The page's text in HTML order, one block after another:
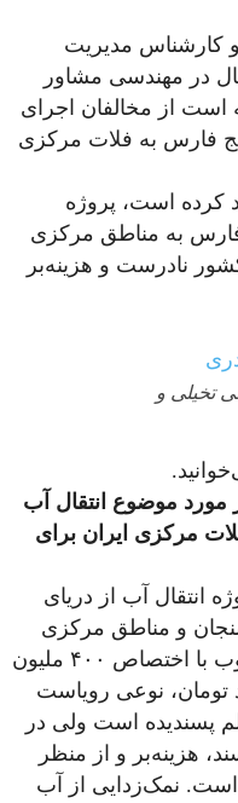
کار‌شناس مدیریت
منابع آب که بیش از ۲۵ سال در مهندسی مشاور
است از مخالفان اجرای
فارس به فلات مرکزی
کرده است، پروژه
فارس به مناطق مرکزی
نادرست و هزینه‌بر
تخیلی و
مورد موضوع انتقال آب
مرکزی ایران برای
انتقال آب از دریای
و مناطق مرکزی
ایران برای کشاورزی و آب مشروب با اختصاص ۴۰۰ ملیون
احتمالا ۴۰۰۰ میلیارد تومان، نوعی رویاست
پسندیده است ولی در
هزینه‌بر و از منظر
است. نمک‌زدایی از آب